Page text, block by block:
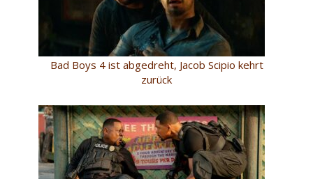
Bad Boys 4 ist abgedreht, Jacob Scipio kehrt
zurück